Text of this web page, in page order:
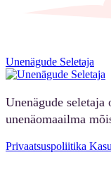
Unenägude Seletaja
Unenägude seletaja
unenäomaailma
Privaatsuspoliitika